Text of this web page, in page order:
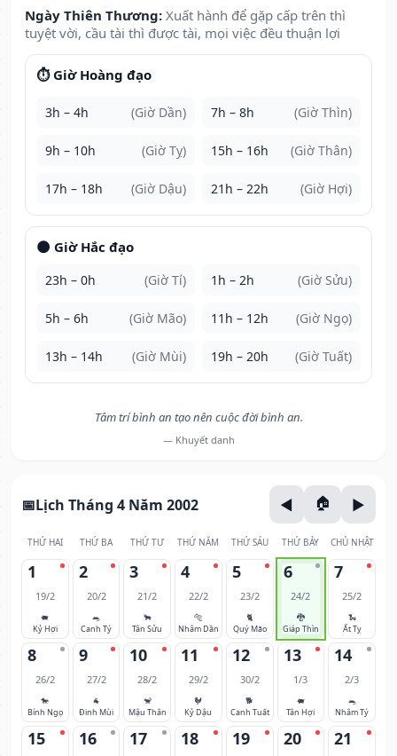
Ngày Thiên Thương: Xuất hành để gặp cấp trên thì
tuyệt vời, cầu tài thì được tài, mọi việc đều thuận lợi
⏱️ Giờ Hoàng đạo
3h – 4h (Giờ Dần) 7h – 8h (Giờ Thìn)
9h – 10h (Giờ Tỵ) 15h – 16h (Giờ Thân)
17h – 18h (Giờ Dậu) 21h – 22h (Giờ Hợi)
🌑 Giờ Hắc đạo
23h – 0h (Giờ Tí) 1h – 2h (Giờ Sửu)
5h – 6h (Giờ Mão) 11h – 12h (Giờ Ngọ)
13h – 14h (Giờ Mùi) 19h – 20h (Giờ Tuất)
Tâm trí bình an tạo nên cuộc đời bình an.
— Khuyết danh
Lịch Tháng 4 Năm 2002
THỨ HAI THỨ BA THỨ TƯ THỨ NĂM THỨ SÁU THỨ BẢY CHỦ NHẬT
1
19/2
🐖
Kỷ Hợi
2
20/2
🐀
Canh Tý
3
21/2
🐂
Tân Sửu
4
22/2
🐅
Nhâm Dần
5
23/2
🐈
Quý Mão
6
24/2
🐉
Giáp Thìn
7
25/2
🐍
Ất Tỵ
8
26/2
🐎
Bính Ngọ
9
27/2
🐐
Đinh Mùi
10
28/2
🐒
Mậu Thân
11
29/2
🐓
Kỷ Dậu
12
30/2
🐕
Canh Tuất
13
1/3
🐖
Tân Hợi
14
2/3
🐀
Nhâm Tý
15 16 17 18 19 20 21